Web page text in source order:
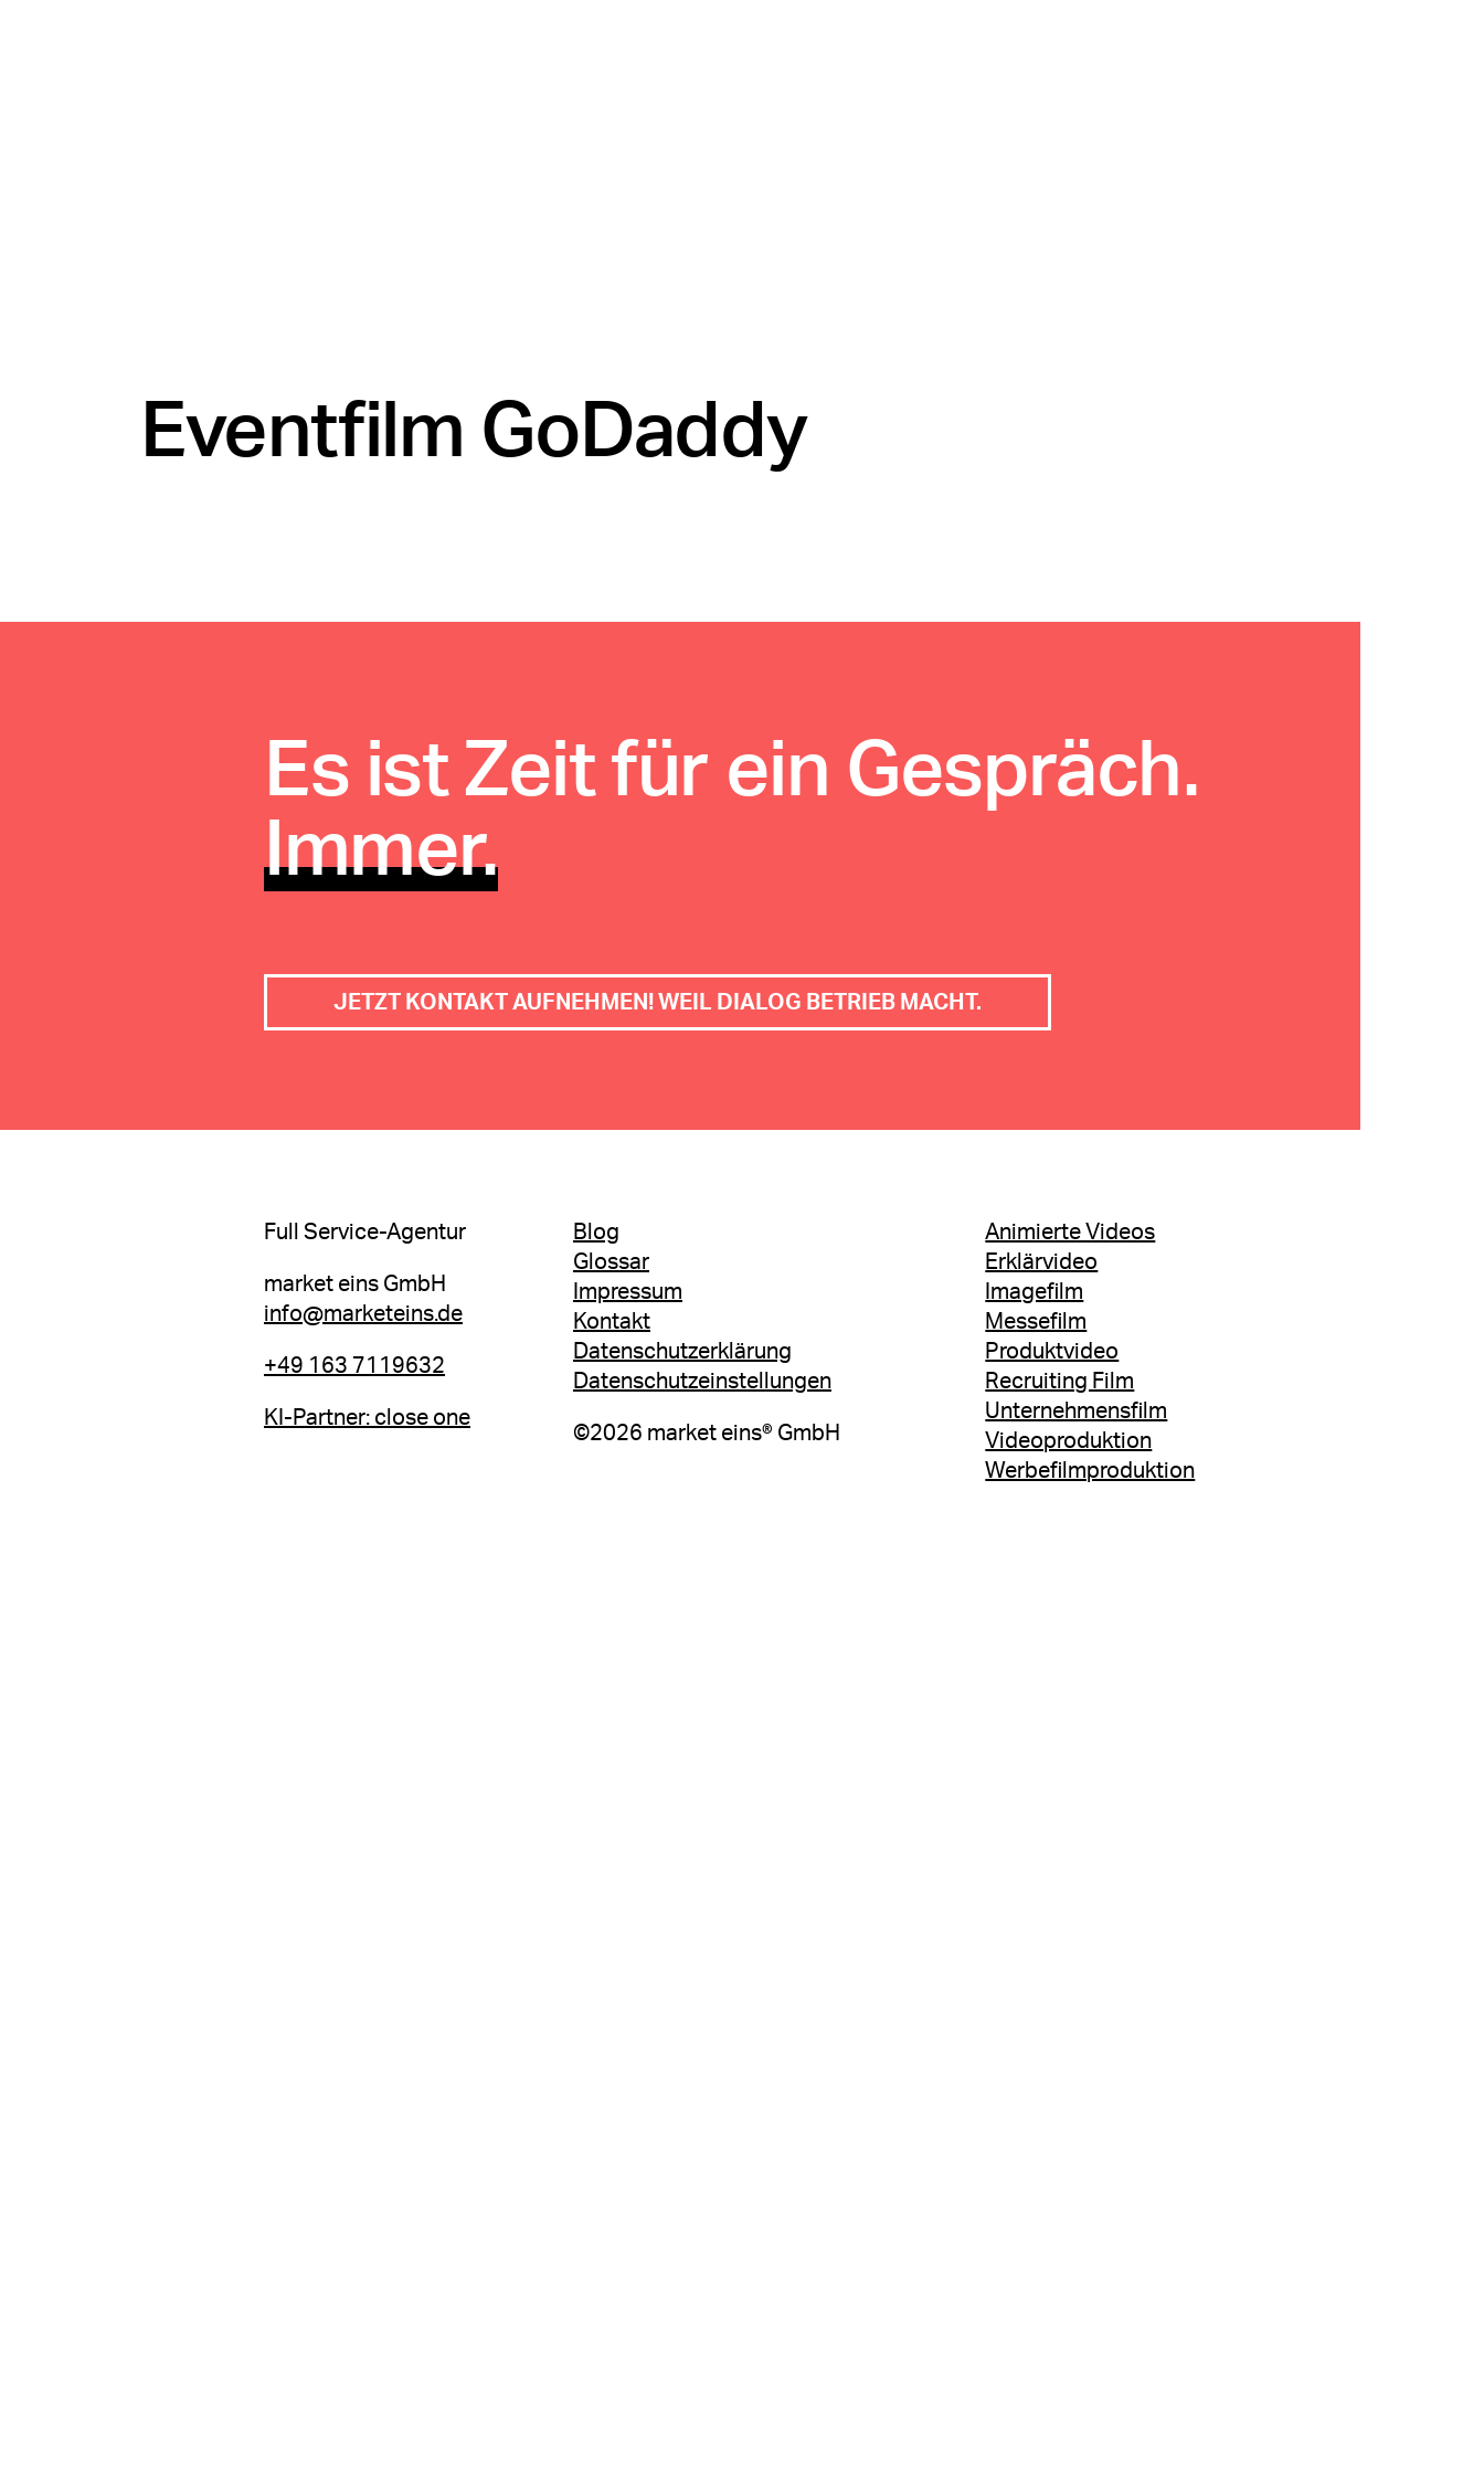
Eventfilm GoDaddy
Es ist Zeit für ein Gespräch.
Immer.
JETZT KONTAKT AUFNEHMEN! WEIL DIALOG BETRIEB MACHT.
Full Service-Agentur
market eins GmbH
info@marketeins.de
+49 163 7119632
KI-Partner: close one
Footer
menu
Blog
Glossar
Impressum
Kontakt
Datenschutzerklärung
Datenschutzeinstellungen
©2026 market eins® GmbH
Blogartikel
Animierte Videos
Erklärvideo
Imagefilm
Messefilm
Produktvideo
Recruiting Film
Unternehmensfilm
Videoproduktion
Werbefilmproduktion